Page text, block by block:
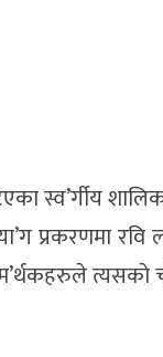
स्व’र्गीय
प्रकरणमा
त्यसकाे